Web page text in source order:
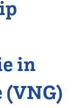
in
(VNG)